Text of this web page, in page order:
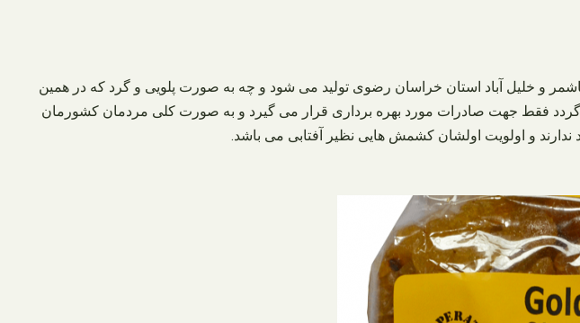
خلیل آباد استان خراسان رضوی تولید می‌ شود و چه به صورت پلویی و گرد که در همین
گردد فقط جهت صادرات مورد بهره‌ برداری قرار می‌ گیرد و به صورت کلی مردمان کشورمان
و اولویت اولشان کشمش‌ هایی نظیر آفتابی می‌ باشد.